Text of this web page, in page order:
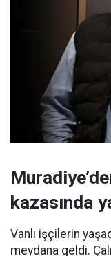
kazasında
Vanlı işçilerin
meydana geldi.